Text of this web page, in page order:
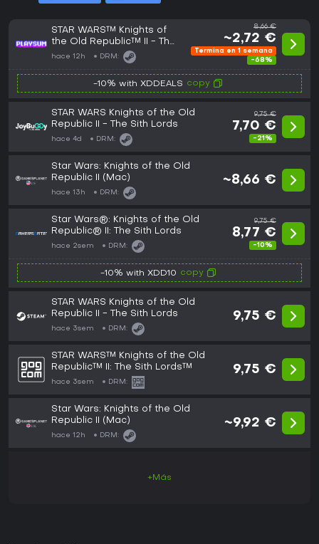
STAR WARS™ Knights of
the Old Republic™ II - The
Sith Lords™
hace 12h DRM:
8,66 €
~2,72 €
Termina en 1 semana
-68%
-10% with XDDEALS copy
STAR WARS Knights of the Old
Republic II - The Sith Lords
hace 4d DRM:
9,75 €
7,70 €
-21%
Star Wars: Knights of the Old
Republic II (Mac)
hace 13h DRM:
~8,66 €
Star Wars®: Knights of the Old
Republic® II: The Sith Lords
hace 2sem DRM:
9,75 €
8,77 €
-10%
-10% with XDD10 copy
STAR WARS Knights of the Old
Republic II - The Sith Lords
hace 3sem DRM:
9,75 €
STAR WARS™ Knights of the Old
Republic™ II: The Sith Lords™
hace 3sem DRM:
9,75 €
Star Wars: Knights of the Old
Republic II (Mac)
hace 12h DRM:
~9,92 €
+Más